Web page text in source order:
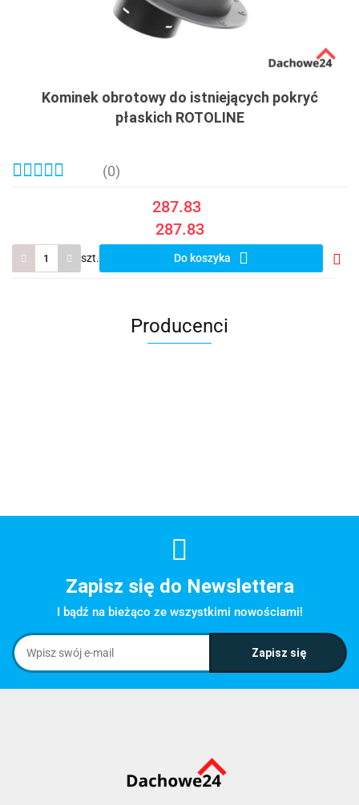
Kominek obrotowy do istniejących pokryć
płaskich ROTOLINE
(0)
287.83
287.83
szt. Do koszyka
Producenci
Zapisz się do Newslettera
I bądź na bieżąco ze wszystkimi nowościami!